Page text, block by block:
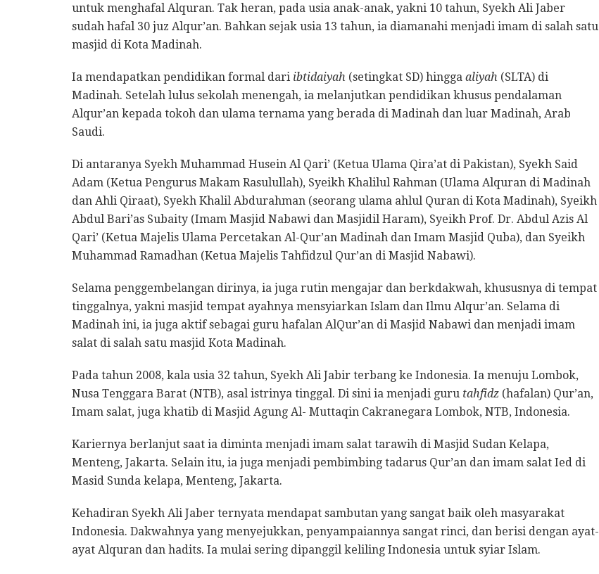
untuk menghafal Alquran. Tak heran, pada usia anak-anak, yakni 10 tahun, Syekh Ali Jaber
sudah hafal 30 juz Alqur’an. Bahkan sejak usia 13 tahun, ia diamanahi menjadi imam di salah satu
masjid di Kota Madinah.
Ia mendapatkan pendidikan formal dari ibtidaiyah (setingkat SD) hingga aliyah (SLTA) di
Madinah. Setelah lulus sekolah menengah, ia melanjutkan pendidikan khusus pendalaman
Alqur’an kepada tokoh dan ulama ternama yang berada di Madinah dan luar Madinah, Arab
Saudi.
Di antaranya Syekh Muhammad Husein Al Qari’ (Ketua Ulama Qira’at di Pakistan), Syekh Said
Adam (Ketua Pengurus Makam Rasulullah), Syeikh Khalilul Rahman (Ulama Alquran di Madinah
dan Ahli Qiraat), Syekh Khalil Abdurahman (seorang ulama ahlul Quran di Kota Madinah), Syeikh
Abdul Bari’as Subaity (Imam Masjid Nabawi dan Masjidil Haram), Syeikh Prof. Dr. Abdul Azis Al
Qari’ (Ketua Majelis Ulama Percetakan Al-Qur’an Madinah dan Imam Masjid Quba), dan Syeikh
Muhammad Ramadhan (Ketua Majelis Tahfidzul Qur’an di Masjid Nabawi).
Selama penggembelangan dirinya, ia juga rutin mengajar dan berkdakwah, khususnya di tempat
tinggalnya, yakni masjid tempat ayahnya mensyiarkan Islam dan Ilmu Alqur’an. Selama di
Madinah ini, ia juga aktif sebagai guru hafalan AlQur’an di Masjid Nabawi dan menjadi imam
salat di salah satu masjid Kota Madinah.
Pada tahun 2008, kala usia 32 tahun, Syekh Ali Jabir terbang ke Indonesia. Ia menuju Lombok,
Nusa Tenggara Barat (NTB), asal istrinya tinggal. Di sini ia menjadi guru tahfidz (hafalan) Qur’an,
Imam salat, juga khatib di Masjid Agung Al- Muttaqin Cakranegara Lombok, NTB, Indonesia.
Kariernya berlanjut saat ia diminta menjadi imam salat tarawih di Masjid Sudan Kelapa,
Menteng, Jakarta. Selain itu, ia juga menjadi pembimbing tadarus Qur’an dan imam salat Ied di
Masid Sunda kelapa, Menteng, Jakarta.
Kehadiran Syekh Ali Jaber ternyata mendapat sambutan yang sangat baik oleh masyarakat
Indonesia. Dakwahnya yang menyejukkan, penyampaiannya sangat rinci, dan berisi dengan ayat-
ayat Alquran dan hadits. Ia mulai sering dipanggil keliling Indonesia untuk syiar Islam.